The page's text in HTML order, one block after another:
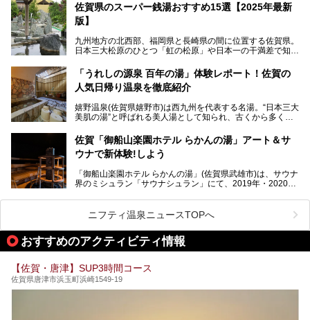
り、「美肌祈願」ができる豊玉姫神社があったりと見どころ
満載。
温泉も日帰り温泉施設から老舗の旅館までバラエティに富ん
でいて、老若男女、家族からカップルまで満喫できます。
時間がゆっくりと流れ、観光も楽しめる嬉野温泉、その中で
も人気の日帰り温泉を紹介します！
泉質はもちろん、施設も充実している所が多く、いくつも回
りたい場所ばかりですよ。
佐賀県のスーパー銭湯おすすめ15選【2025年最新
版】
九州地方の北西部、福岡県と長崎県の間に位置する佐賀県。
日本三大松原のひとつ「虹の松原」や日本一の干満差で知ら
魅力です。有田焼や伊万里焼、唐津焼などのやきものが盛ん
なことでも知られています。
佐賀県にはまた、嬉野温泉や武雄温泉を筆頭に数多くの温泉
と言われるほど。今回は、そんな佐賀県で特におすすめのス
ーパー銭湯をピックアップしました。
「うれしの源泉 百年の湯」体験レポート！佐賀の
人気日帰り温泉を徹底紹介
嬉野温泉(佐賀県嬉野市)は西九州を代表する名湯。“日本三大
美肌の湯”と呼ばれる美人湯として知られ、古くから多くの
中でも「うれしの源泉 百年の湯」は、嬉野温泉では数少な
い日帰り入浴専門施設のひとつ。多くの常連客や観光客に親
しまれています。
今回は、地元九州在住のニフティ温泉ライターである筆者が
「うれしの源泉 百年の湯」を現地体験。定番の大浴場をは
提供元：うれしの源泉 百年の湯【PR】
この記事はうれしの源泉 百年の湯のPRレポート記事です。
佐賀「御船山楽園ホテル らかんの湯」アート＆サ
ウナで新体験!しよう
「御船山楽園ホテル らかんの湯」(佐賀県武雄市)は、サウナ
界のミシュラン「サウナシュラン」にて、2019年・2020
一のサウナと言っても過言ではありません。
今回は、その大注目のサウナと温泉入浴施設を、男女別浴室
ごとに現地取材してきました！ さらには、御船山楽園で同
時開催中のチームラボ作品展も併せてご紹介。アート＆サウ
ナというかつてどこにも無かった組み合わせで、新体験!し
ニフティ温泉ニュースTOPへ
おすすめのアクティビティ情報
【佐賀・唐津】SUP3時間コース
佐賀県唐津市浜玉町浜崎1549-19